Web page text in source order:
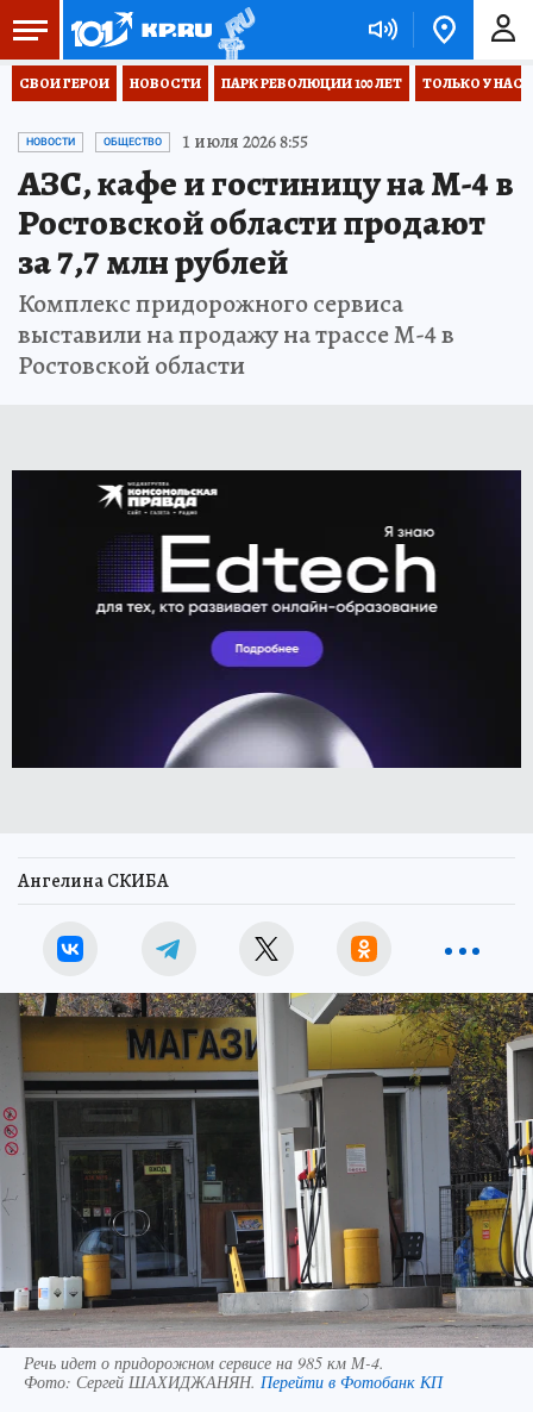
СВОИ ГЕРОИ НОВОСТИ ПАРК РЕВОЛЮЦИИ 100 ЛЕТ ТОЛЬКО У НАС
НОВОСТИ ОБЩЕСТВО 1 июля 2026 8:55
АЗС, кафе и гостиницу на М-4 в
Ростовской области продают
за 7,7 млн рублей
Комплекс придорожного сервиса
выставили на продажу на трассе М-4 в
Ростовской области
Ангелина СКИБА
Речь идет о придорожном сервисе на 985 км М-4.
Фото: Сергей ШАХИДЖАНЯН. Перейти в Фотобанк КП